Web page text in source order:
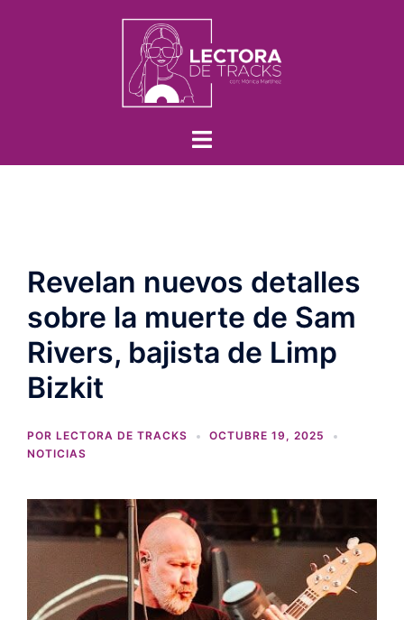
Revelan nuevos detalles
sobre la muerte de Sam
Rivers, bajista de Limp
Bizkit
POR LECTORA DE TRACKS
OCTUBRE 19, 2025
NOTICIAS